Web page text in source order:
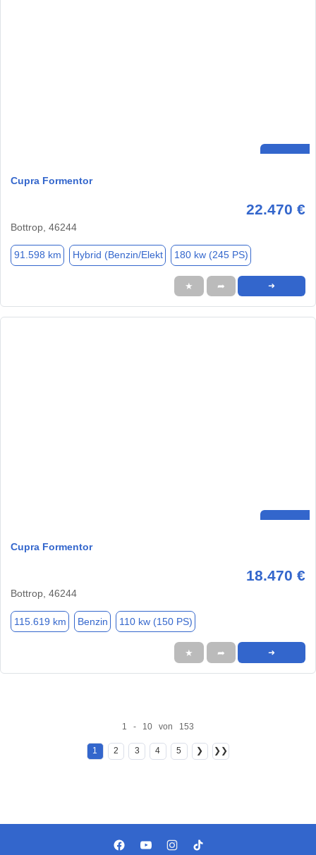
Cupra Formentor
22.470 €
Bottrop, 46244
91.598 km Hybrid (Benzin/Elekt 180 kw (245 PS)
★ ➦ ➜
Cupra Formentor
18.470 €
Bottrop, 46244
115.619 km Benzin 110 kw (150 PS)
★ ➦ ➜
1 - 10 von 153
1 2 3 4 5 ❯ ❯❯